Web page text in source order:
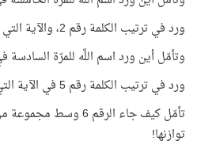
ورد في ترتيب الكلمة رقم 2، والآية التي عدد كلماتها 2 × 5 .. تأمّل!
وتأمّل أين ورد اسم اللَّه للمرّة
ورد في ترتيب الكلمة رقم 5 في الآية التي رقمها 2 × 5
تأمّل كيف جاء الرقم 6
توازنها!